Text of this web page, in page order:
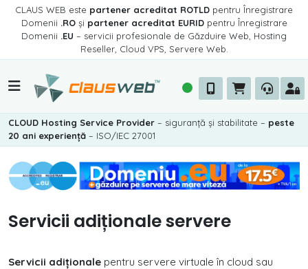
CLAUS WEB este partener acreditat ROTLD pentru Înregistrare
Domenii .ROși partener acreditat EURIDpentru Înregistrare
Domenii .EU – servicii profesionale de Găzduire Web, Hosting
Reseller, Cloud VPS, Servere Web.
CLOUD Hosting Service Provider – siguranță și stabilitate – peste
20 ani experiență – ISO/IEC 27001
Servicii adiționale servere
Servicii adiționale pentru servere virtuale în cloud sau